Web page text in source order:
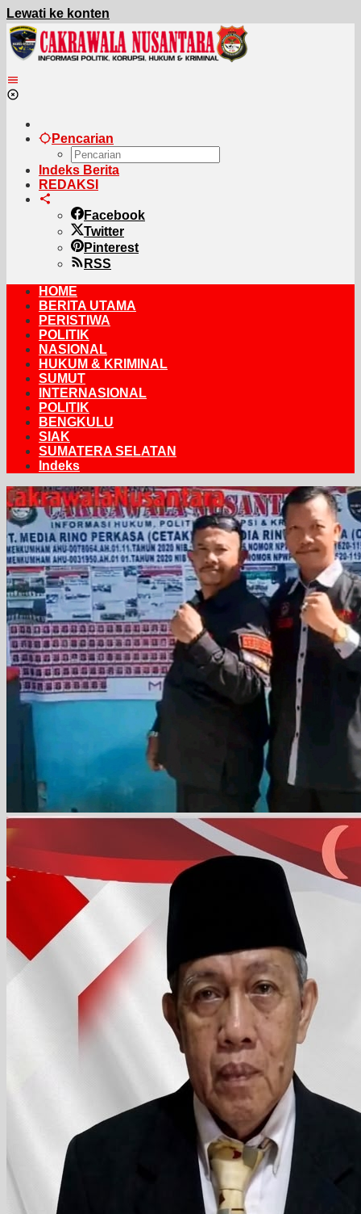
Lewati ke konten
Pencarian
Indeks Berita
REDAKSI
Facebook
Twitter
Pinterest
RSS
HOME
BERITA UTAMA
PERISTIWA
POLITIK
NASIONAL
HUKUM & KRIMINAL
SUMUT
INTERNASIONAL
POLITIK
BENGKULU
SIAK
SUMATERA SELATAN
Indeks